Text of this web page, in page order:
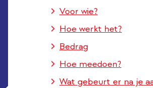
Voor wie?
Hoe werkt het?
Bedrag
Hoe meedoen?
Wat gebeurt er na je